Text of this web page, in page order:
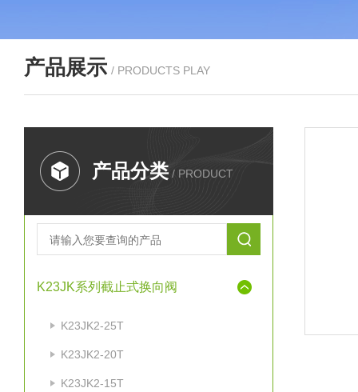
产品展示 / PRODUCTS PLAY
产品分类 / PRODUCT
K23JK系列截止式换向阀
K23JK2-25T
K23JK2-20T
K23JK2-15T